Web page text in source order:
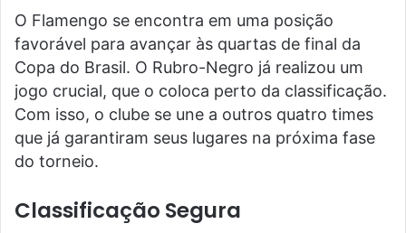
O Flamengo se encontra em uma posição
favorável para avançar às quartas de final da
Copa do Brasil. O Rubro-Negro já realizou um
jogo crucial, que o coloca perto da classificação.
Com isso, o clube se une a outros quatro times
que já garantiram seus lugares na próxima fase
do torneio.
Classificação Segura